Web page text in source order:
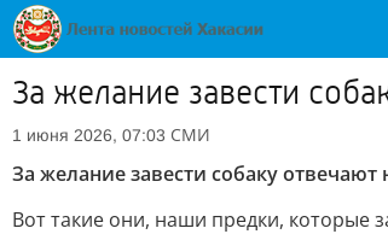
За желание завести
1 июня 2026, 07:03 СМИ
За желание завести собаку
Вот такие они, наши предки, которые